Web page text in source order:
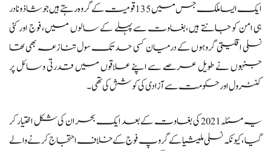
ایک ایسا ملک جس میں 135 قومیت کے گروہ رہتے ہیں جو شاذ و نادر
ہی امن کو جانتے ہیں،بغاوت سے پہلے کے سالوں میں، فوج اور کئی
نسلی اقلیتی گروہوں کے درمیان کسی حد تک سول تنازعہ بھی تھا
جنہوں نے طویل عرصے سے اپنے علاقوں میں قدرتی وسائل پر
کنٹرول اور حکومت سے آزادی کی کوشش کی تھی۔
یہ مسئلہ 2021 کی بغاوت کے بعد ایک بحران کی شکل اختیار کر
گیا، کیونکہ نسلی ملیشیا کے گروپ فوج کے خلاف احتجاج کرنے والے